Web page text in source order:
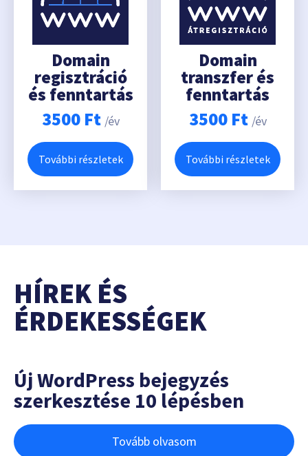
Domain
regisztráció
és fenntartás
3500 Ft /év
További részletek
Domain
transzfer és
fenntartás
3500 Ft /év
További részletek
HÍREK ÉS
ÉRDEKESSÉGEK
Új WordPress bejegyzés
szerkesztése 10 lépésben
Tovább olvasom